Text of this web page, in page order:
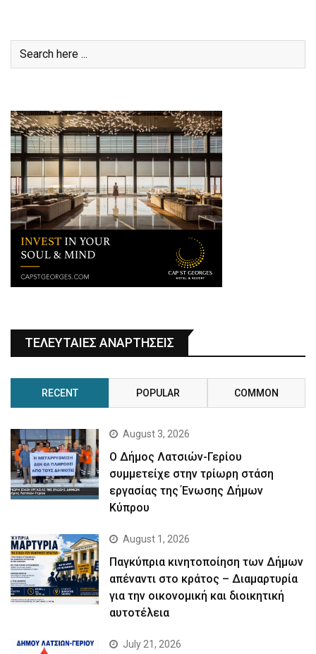
ΤΕΛΕΥΤΑΙΕΣ ΑΝΑΡΤΗΣΕΙΣ
RECENT POPULAR COMMON
August 3, 2026
Ο Δήμος Λατσιών-Γερίου
συμμετείχε στην τρίωρη στάση
εργασίας της Ένωσης Δήμων
Κύπρου
August 1, 2026
Παγκύπρια κινητοποίηση των Δήμων
απέναντι στο κράτος – Διαμαρτυρία
για την οικονομική και διοικητική
αυτοτέλεια
July 21, 2026